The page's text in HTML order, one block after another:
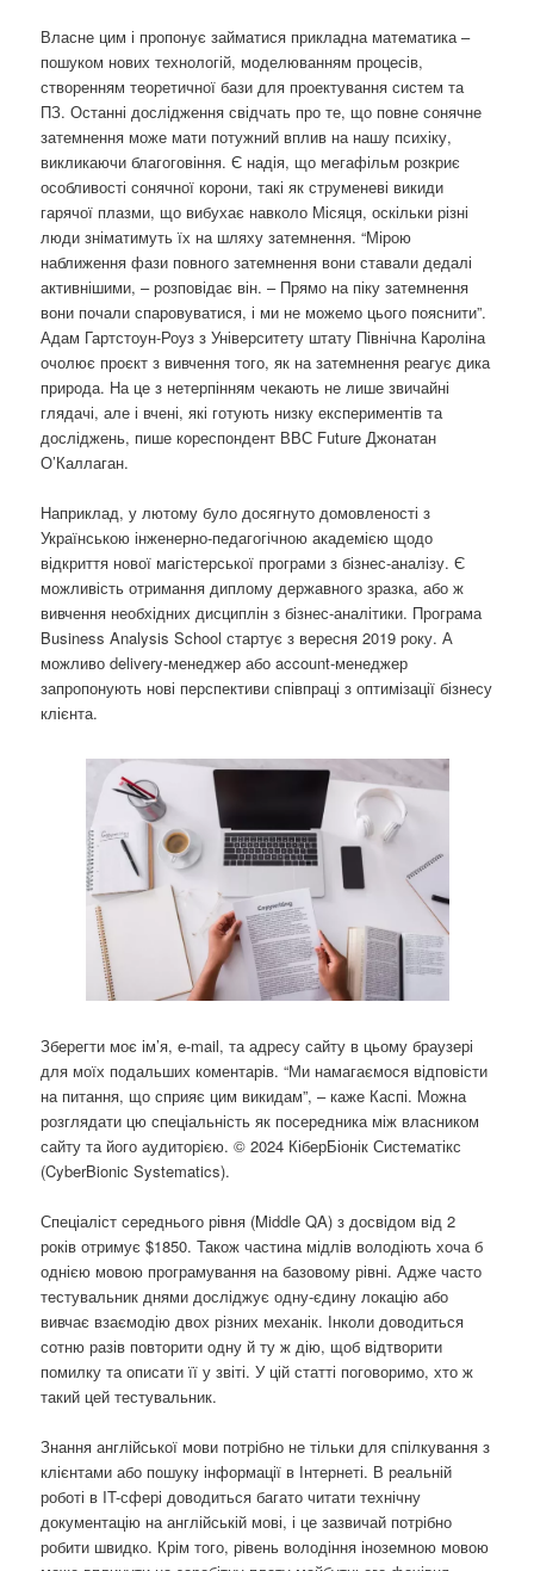
Власне цим і пропонує займатися прикладна математика –
пошуком нових технологій, моделюванням процесів,
створенням теоретичної бази для проектування систем та
ПЗ. Останні дослідження свідчать про те, що повне сонячне
затемнення може мати потужний вплив на нашу психіку,
викликаючи благоговіння. Є надія, що мегафільм розкриє
особливості сонячної корони, такі як струменеві викиди
гарячої плазми, що вибухає навколо Місяця, оскільки різні
люди зніматимуть їх на шляху затемнення. “Мірою
наближення фази повного затемнення вони ставали дедалі
активнішими, – розповідає він. – Прямо на піку затемнення
вони почали спаровуватися, і ми не можемо цього пояснити”.
Адам Гартстоун-Роуз з Університету штату Північна Кароліна
очолює проєкт з вивчення того, як на затемнення реагує дика
природа. На це з нетерпінням чекають не лише звичайні
глядачі, але і вчені, які готують низку експериментів та
досліджень, пише кореспондент ВВС Future Джонатан
О’Каллаган.
Наприклад, у лютому було досягнуто домовленості з
Українською інженерно-педагогічною академією щодо
відкриття нової магістерської програми з бізнес-аналізу. Є
можливість отримання диплому державного зразка, або ж
вивчення необхідних дисциплін з бізнес-аналітики. Програма
Business Analysis School стартує з вересня 2019 року. А
можливо delivery-менеджер або account-менеджер
запропонують нові перспективи співпраці з оптимізації бізнесу
клієнта.
Зберегти моє ім’я, e-mail, та адресу сайту в цьому браузері
для моїх подальших коментарів. “Ми намагаємося відповісти
на питання, що сприяє цим викидам”, – каже Каспі. Можна
розглядати цю спеціальність як посередника між власником
сайту та його аудиторією. © 2024 КіберБіонік Систематікс
(CyberBionic Systematics).
Спеціаліст середнього рівня (Middle QA) з досвідом від 2
років отримує $1850. Також частина мідлів володіють хоча б
однією мовою програмування на базовому рівні. Адже часто
тестувальник днями досліджує одну-єдину локацію або
вивчає взаємодію двох різних механік. Інколи доводиться
сотню разів повторити одну й ту ж дію, щоб відтворити
помилку та описати її у звіті. У цій статті поговоримо, хто ж
такий цей тестувальник.
Знання англійської мови потрібно не тільки для спілкування з
клієнтами або пошуку інформації в Інтернеті. В реальній
роботі в IT-сфері доводиться багато читати технічну
документацію на англійській мові, і це зазвичай потрібно
робити швидко. Крім того, рівень володіння іноземною мовою